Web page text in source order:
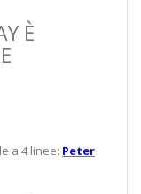
È
a 4 linee: Peter